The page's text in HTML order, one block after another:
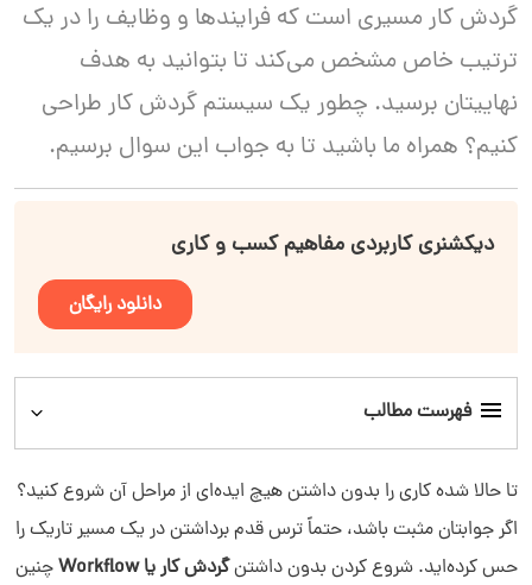
گردش کار مسیری است که فرایندها و وظایف را در یک
ترتیب خاص مشخص می‌کند تا بتوانید به هدف
نهاییتان برسید. چطور یک سیستم گردش کار طراحی
کنیم؟ همراه ما باشید تا به جواب این سوال برسیم.
دیکشنری کاربردی مفاهیم کسب و کاری
دانلود رایگان
فهرست مطالب
انواع گردش کار
تا حالا شده کاری را بدون داشتن هیچ ایده‌ای از مراحل آن شروع کنید؟
اگر جوابتان مثبت باشد، حتماً ترس قدم برداشتن در یک مسیر تاریک را
حس کرده‌اید. شروع کردن بدون داشتنگردش کار یا Workflow
چنین